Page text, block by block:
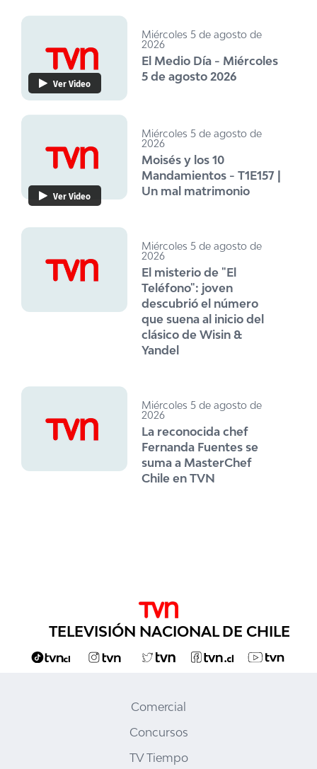
Ver Video
Miércoles 5 de agosto de
2026
El Medio Día - Miércoles
5 de agosto 2026
Ver Video
Miércoles 5 de agosto de
2026
Moisés y los 10
Mandamientos - T1E157 |
Un mal matrimonio
Miércoles 5 de agosto de
2026
El misterio de "El
Teléfono": joven
descubrió el número
que suena al inicio del
clásico de Wisin &
Yandel
Miércoles 5 de agosto de
2026
La reconocida chef
Fernanda Fuentes se
suma a MasterChef
Chile en TVN
TELEVISIÓN NACIONAL DE CHILE
Comercial
Concursos
TV Tiempo